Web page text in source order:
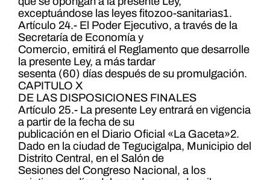
exceptuándose las leyes fitozoo-sanitarias1.
Artículo 24.- El Poder Ejecutivo, a través de la
Secretaría de Economía y
Comercio, emitirá el Reglamento que desarrolle
la presente Ley, a más tardar
sesenta (60) días después de su promulgación.
CAPITULO X
DE LAS DISPOSICIONES FINALES
Artículo 25.- La presente Ley entrará en vigencia
a partir de la fecha de su
publicación en el Diario Oficial «La Gaceta»2.
Dado en la ciudad de Tegucigalpa, Municipio del
Distrito Central, en el Salón de
Sesiones del Congreso Nacional, a los